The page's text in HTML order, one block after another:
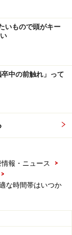
ん性のウソ・
当？
カフェの違い
効果は？健康に
をご確認くださ
報の提供は、診
要とする方は、適
基づいて被ったい
他当社と契約した
いもので頭がキー
中の前触れ」って
情報・ニュース
>
>
な時間帯はいつか